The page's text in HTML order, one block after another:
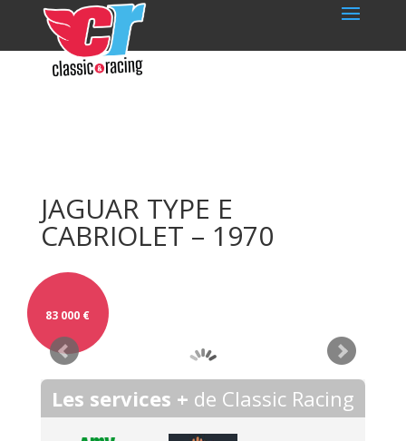
JAGUAR TYPE E
CABRIOLET – 1970
83 000 €
Les services + de Classic Racing